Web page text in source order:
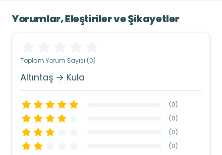
Yorumlar, Eleştiriler ve Şikayetler
Toplam Yorum Sayısı (0)
Altıntaş → Kula
(0)
(0)
(0)
(0)